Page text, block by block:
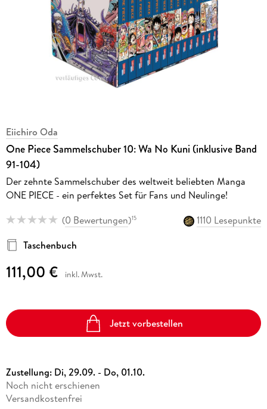
Eiichiro Oda
One Piece Sammelschuber 10: Wa No Kuni (inklusive Band
91-104)
Der zehnte Sammelschuber des weltweit beliebten Manga
ONE PIECE - ein perfektes Set für Fans und Neulinge!
(0 Bewertungen)15
1110 Lesepunkte
Taschenbuch
111,00 € inkl. Mwst.
Jetzt vorbestellen
Zustellung: Di, 29.09. - Do, 01.10.
Noch nicht erschienen
Versandkostenfrei